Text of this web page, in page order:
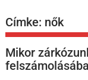
Címke: nők
Mikor